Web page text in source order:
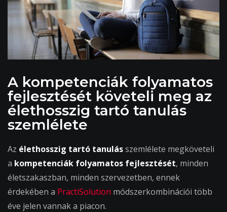
A kompetenciák folyamatos
fejlesztését követeli meg az
élethosszig tartó tanulás
szemlélete
Az élethosszig tartó tanulásszemlélete megköveteli
a kompetenciák folyamatos fejlesztését, minden
életszakaszban, minden szervezetben, ennek
érdekében a PractiSolution módszerkombinációi több
éve jelen vannak a piacon.